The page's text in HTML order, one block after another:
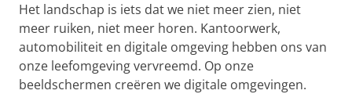
Het landschap is iets dat we niet meer zien, niet
meer ruiken, niet meer horen. Kantoorwerk,
automobiliteit en digitale omgeving hebben ons van
onze leefomgeving vervreemd. Op onze
beeldschermen creëren we digitale omgevingen.